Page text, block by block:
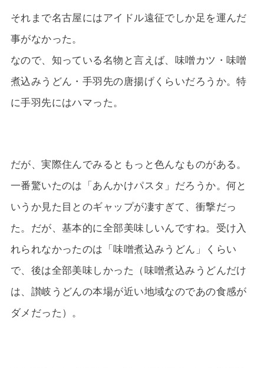
それまで名古屋にはアイドル遠征でしか足を運んだ
事がなかった。
なので、知っている名物と言えば、味噌カツ・味噌
煮込みうどん・手羽先の唐揚げくらいだろうか。特
に手羽先にはハマった。
だが、実際住んでみるともっと色んなものがある。
一番驚いたのは「あんかけパスタ」だろうか。何と
いうか見た目とのギャップが凄すぎて、衝撃だっ
た。だが、基本的に全部美味しいんですね。受け入
れられなかったのは「味噌煮込みうどん」くらい
で、後は全部美味しかった（味噌煮込みうどんだけ
は、讃岐うどんの本場が近い地域なのであの食感が
ダメだった）。